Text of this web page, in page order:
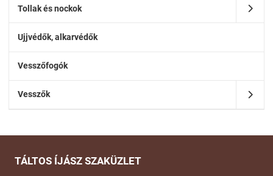
Tollak és nockok
Ujjvédők, alkarvédők
Vesszőfogók
Vesszők
TÁLTOS ÍJÁSZ SZAKÜZLET